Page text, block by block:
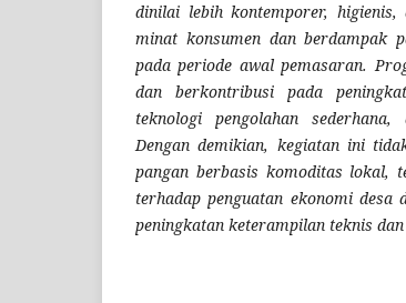
dinilai lebih kontemporer,
minat konsumen dan berdampak
pada periode awal pemasaran.
dan berkontribusi pada
teknologi pengolahan
Dengan demikian, kegiatan ini
pangan berbasis komoditas lokal,
terhadap penguatan ekonomi desa
peningkatan keterampilan teknis